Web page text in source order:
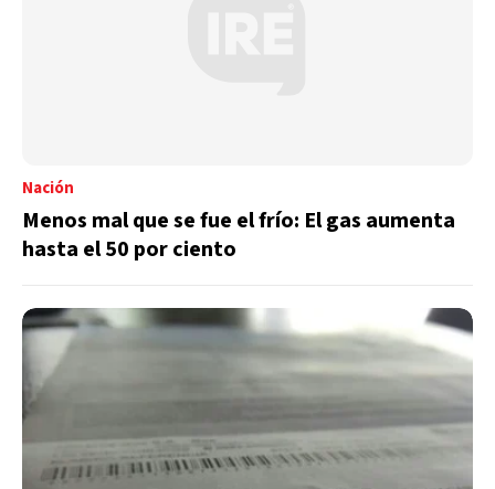
Nación
Menos mal que se fue el frío: El gas aumenta
hasta el 50 por ciento